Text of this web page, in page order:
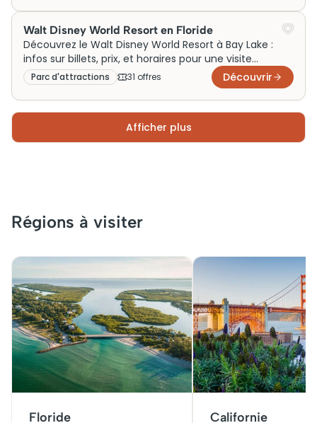
Walt Disney World Resort en Floride
Découvrez le Walt Disney World Resort à Bay Lake :
infos sur billets, prix, et horaires pour une visite
mémorable en Floride. Profitez-en !
Parc d'attractions 31 offres Découvrir
Afficher plus
Régions à visiter
Floride Californie